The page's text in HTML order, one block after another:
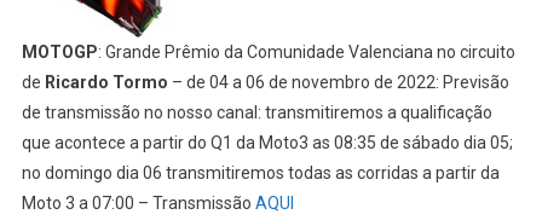
MOTOGP: Grande Prêmio da Comunidade Valenciana no circuito
de Ricardo Tormo – de 04 a 06 de novembro de 2022: Previsão
de transmissão no nosso canal: transmitiremos a qualificação
que acontece a partir do Q1 da Moto3 as 08:35 de sábado dia 05;
no domingo dia 06 transmitiremos todas as corridas a partir da
Moto 3 a 07:00 – Transmissão AQUI